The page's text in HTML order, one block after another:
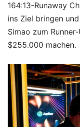
164:13-Runaway
ins Ziel bringen
Simao zum
$255.000 machen.